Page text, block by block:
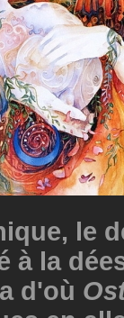
le
à la
d'où